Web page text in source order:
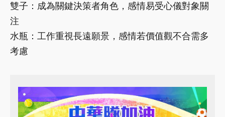
雙子：成為關鍵決策者角色，感情易受心儀對象關
注
水瓶：工作重視長遠願景，感情若價值觀不合需多
考慮